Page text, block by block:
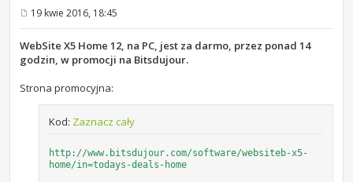
o
s
19 kwie 2016, 18:45
WebSite X5 Home 12, na PC, jest za darmo, przez ponad 14
godzin, w promocji na Bitsdujour.
Strona promocyjna:
Kod: Zaznacz cały
http://www.bitsdujour.com/software/websiteb-x5-
home/in=todays-deals-home